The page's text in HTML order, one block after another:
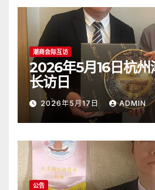
潮商会际互访
2026年5月16日杭州
长访日
2026年5月17日 ADMIN
公告